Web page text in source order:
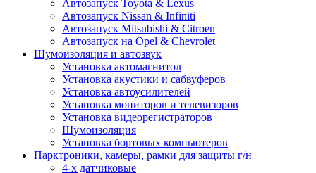
Автозапуск Toyota & Lexus
Автозапуск Nissan & Infiniti
Автозапуск Mitsubishi & Citroen
Автозапуск на Opel & Chevrolet
Шумоизоляция и автозвук
Установка автомагнитол
Установка акустики и сабвуферов
Установка автоусилителей
Установка мониторов и телевизоров
Установка видеорегистраторов
Шумоизоляция
Установка бортовых компьютеров
Парктроники, камеры, рамки для защиты г/н
4-х датчиковые